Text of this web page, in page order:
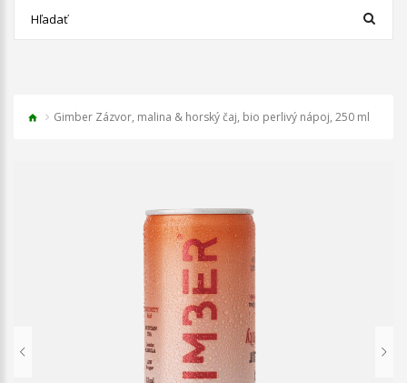
Gimber Zázvor, malina & horský čaj, bio perlivý nápoj, 250 ml